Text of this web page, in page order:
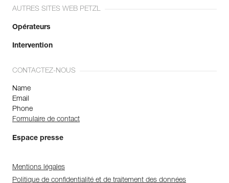
AUTRES SITES WEB PETZL
Opérateurs
Intervention
CONTACTEZ-NOUS
Name
Email
Phone
Formulaire de contact
Espace presse
Mentions légales
Politique de confidentialité et de traitement des données